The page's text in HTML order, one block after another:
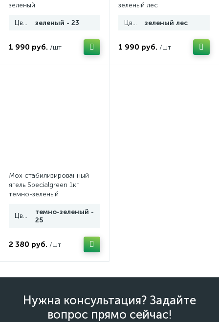
зеленый
Цвет зеленый - 23
1 990 руб. /шт
зеленый лес
Цвет зеленый лес
1 990 руб. /шт
Мох стабилизированный
ягель Specialgreen 1кг
темно-зеленый
Цвет
темно-зеленый -
25
2 380 руб. /шт
Нужна консультация? Задайте
вопрос прямо сейчас!